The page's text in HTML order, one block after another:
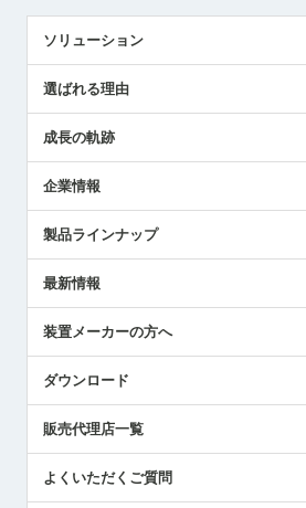
ソリューション
解決策提案
選ばれる理由
成長の軌跡
企業情報
ごあいさつ
受賞履歴
採用情報
国/地域/言語
製品ラインナップ
ツールセッタ製品
エアマイクロセンサ製品
最新情報
メトロールの技術
社員ブログ
中小企業のBCP地震対策
センサのテクニカルガイド
社長ブログ
装置メーカーの方へ
ダウンロード
販売代理店一覧
よくいただくご質問